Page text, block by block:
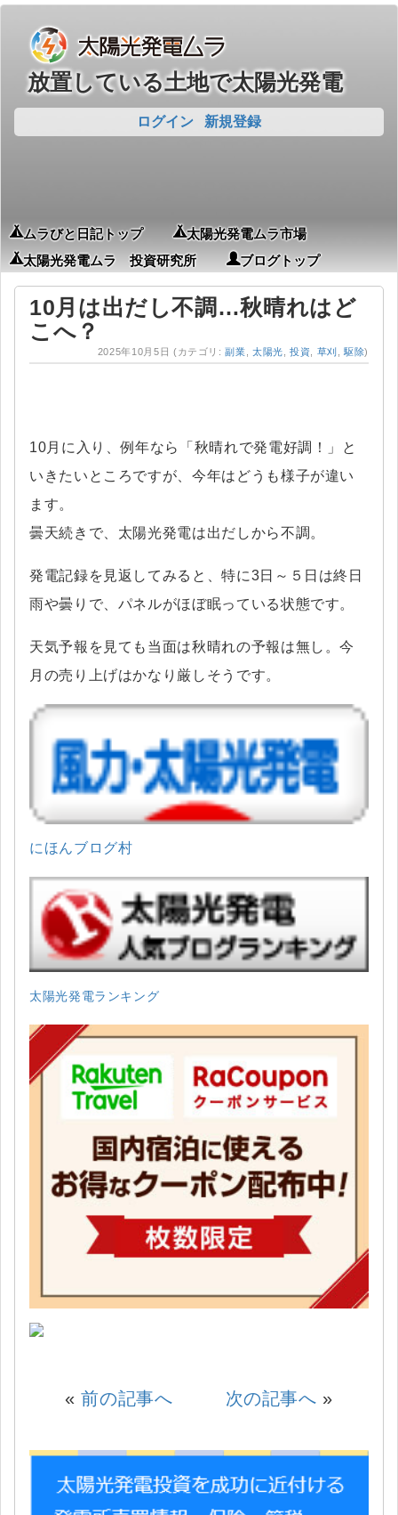
放置している土地で太陽光発電
ログイン 新規登録
ムラびと日記トップ
太陽光発電ムラ市場
太陽光発電ムラ 投資研究所
ブログトップ
10月は出だし不調…秋晴れはど
こへ？
2025年10月5日 (カテゴリ:副業 太陽光 ,投資 草刈 ,駆除)
10月に入り、例年なら「秋晴れで発電好調！」と
いきたいところですが、今年はどうも様子が違い
ます。
曇天続きで、太陽光発電は出だしから不調。
発電記録を見返してみると、特に3日～５日は終日
雨や曇りで、パネルがほぼ眠っている状態です。
天気予報を見ても当面は秋晴れの予報は無し。今
月の売り上げはかなり厳しそうです。
にほんブログ村
太陽光発電ランキング
«前の記事へ 次の記事へ »